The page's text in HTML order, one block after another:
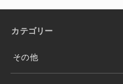
カテゴリー
その他